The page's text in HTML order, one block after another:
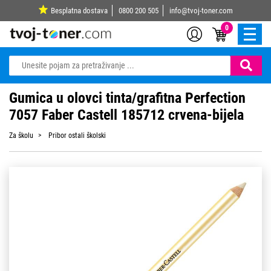
Besplatna dostava 0800 200 505 info@tvoj-toner.com
0
Gumica u olovci tinta/grafitna Perfection
7057 Faber Castell 185712 crvena-bijela
Za školu Pribor ostali školski